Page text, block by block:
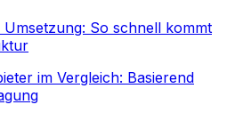
So schnell kommt
im Vergleich: Basierend